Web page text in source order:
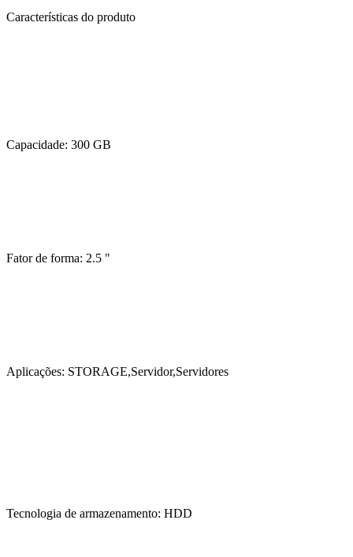
Características do produto
Capacidade: 300 GB
Fator de forma: 2.5 "
Aplicações: STORAGE,Servidor,Servidores
Tecnologia de armazenamento: HDD